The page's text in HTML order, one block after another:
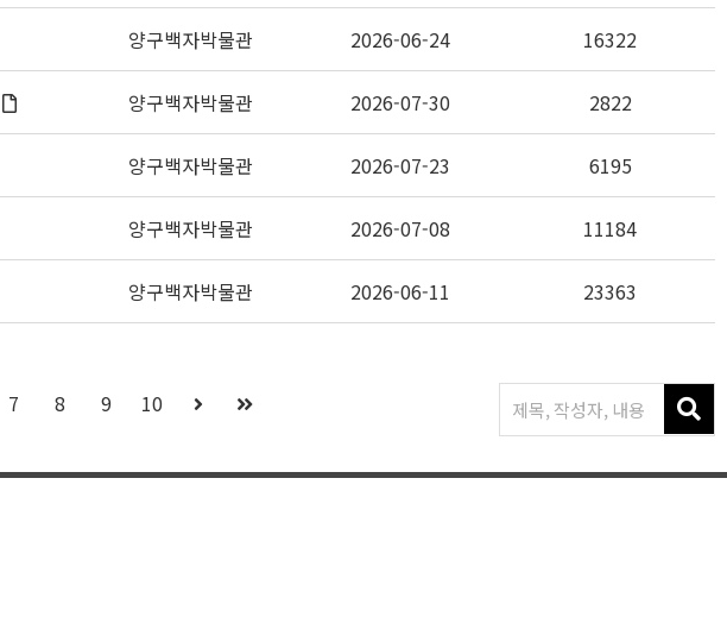
양구백자박물관 2026-06-24 16322
양구백자박물관 2026-07-30 2822
양구백자박물관 2026-07-23 6195
양구백자박물관 2026-07-08 11184
양구백자박물관 2026-06-11 23363
7 8 9 10